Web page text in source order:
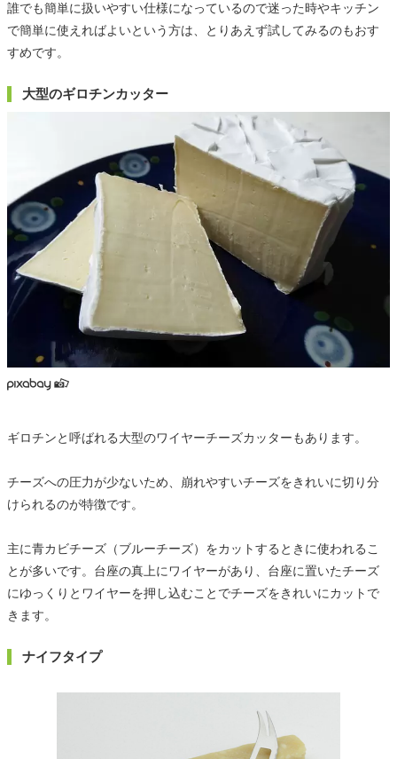
誰でも簡単に扱いやすい仕様になっているので迷った時やキッチン
で簡単に使えればよいという方は、とりあえず試してみるのもおす
すめです。
大型のギロチンカッター
ギロチンと呼ばれる大型のワイヤーチーズカッターもあります。
チーズへの圧力が少ないため、崩れやすいチーズをきれいに切り分
けられるのが特徴です。
主に青カビチーズ（ブルーチーズ）をカットするときに使われるこ
とが多いです。台座の真上にワイヤーがあり、台座に置いたチーズ
にゆっくりとワイヤーを押し込むことでチーズをきれいにカットで
きます。
ナイフタイプ